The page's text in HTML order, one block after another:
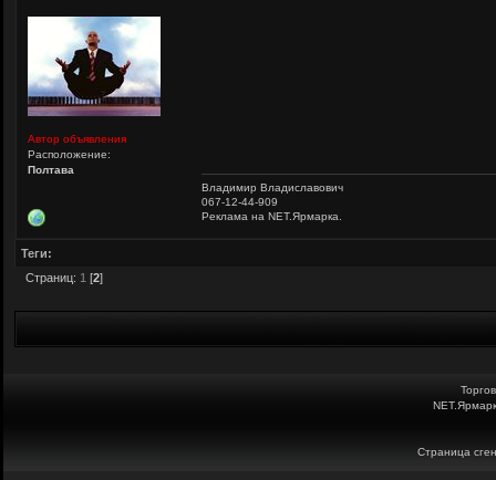
Автор объявления
Расположение:
Полтава
Владимир Владиславович
067-12-44-909
Реклама на NET.Ярмарка.
Теги:
Страниц: 1 [2]
Страница